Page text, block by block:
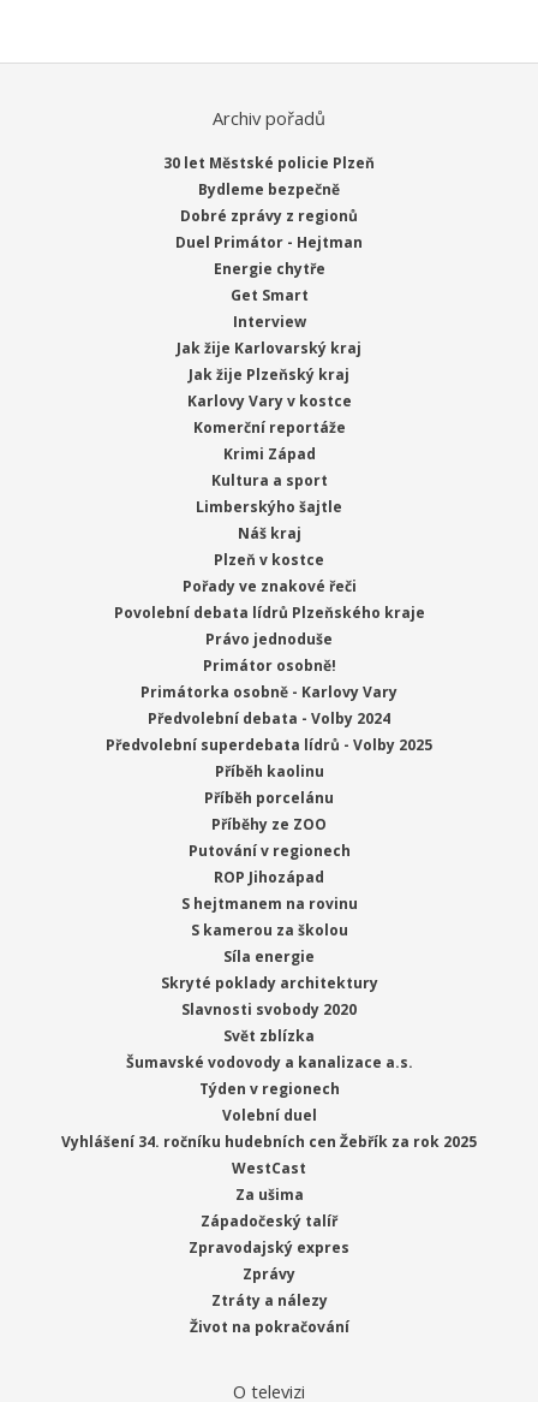
Archiv pořadů
30 let Městské policie Plzeň
Bydleme bezpečně
Dobré zprávy z regionů
Duel Primátor - Hejtman
Energie chytře
Get Smart
Interview
Jak žije Karlovarský kraj
Jak žije Plzeňský kraj
Karlovy Vary v kostce
Komerční reportáže
Krimi Západ
Kultura a sport
Limberskýho šajtle
Náš kraj
Plzeň v kostce
Pořady ve znakové řeči
Povolební debata lídrů Plzeňského kraje
Právo jednoduše
Primátor osobně!
Primátorka osobně - Karlovy Vary
Předvolební debata - Volby 2024
Předvolební superdebata lídrů - Volby 2025
Příběh kaolinu
Příběh porcelánu
Příběhy ze ZOO
Putování v regionech
ROP Jihozápad
S hejtmanem na rovinu
S kamerou za školou
Síla energie
Skryté poklady architektury
Slavnosti svobody 2020
Svět zblízka
Šumavské vodovody a kanalizace a.s.
Týden v regionech
Volební duel
Vyhlášení 34. ročníku hudebních cen Žebřík za rok 2025
WestCast
Za ušima
Západočeský talíř
Zpravodajský expres
Zprávy
Ztráty a nálezy
Život na pokračování
O televizi